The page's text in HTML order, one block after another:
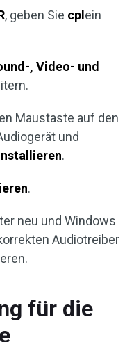
, geben Sie cpl ein
, Video- und
Maustaste auf den
und
.
.
neu und Windows
Audiotreiber
für die